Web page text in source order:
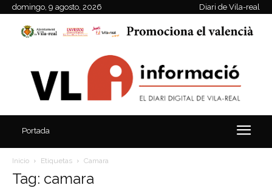
domingo, 9 agosto, 2026 Diari de Vila-real
Portada
Inicio Etiquetas Camara
Tag: camara